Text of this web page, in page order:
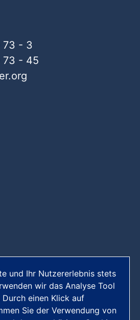
73 - 3
73 - 45
org
und Ihr Nutzererlebnis stets
wir das Analyse Tool
einen Klick auf
Sie der Verwendung von